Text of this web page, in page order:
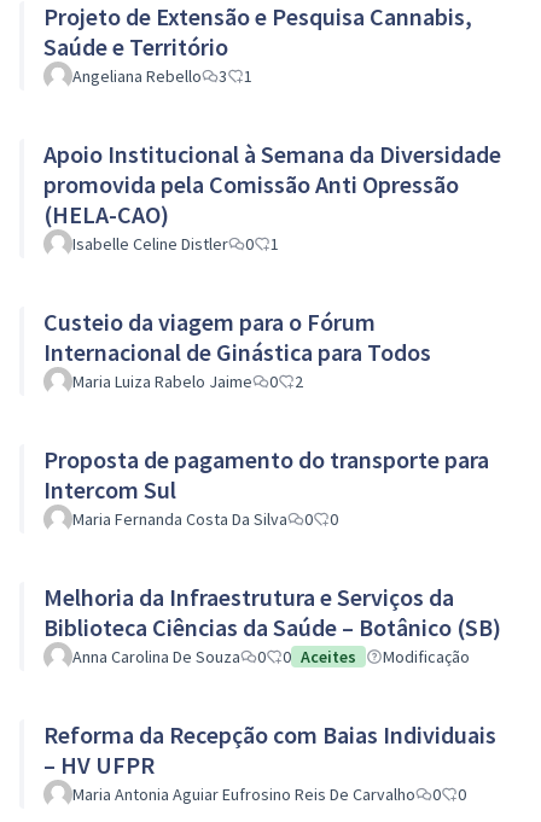
Projeto de Extensão e Pesquisa Cannabis,
Saúde e Território
Angeliana Rebello 3 1
Apoio Institucional à Semana da Diversidade
promovida pela Comissão Anti Opressão
(HELA-CAO)
Isabelle Celine Distler 0 1
Custeio da viagem para o Fórum
Internacional de Ginástica para Todos
Maria Luiza Rabelo Jaime 0 2
Proposta de pagamento do transporte para
Intercom Sul
Maria Fernanda Costa Da Silva 0 0
Melhoria da Infraestrutura e Serviços da
Biblioteca Ciências da Saúde – Botânico (SB)
Anna Carolina De Souza 0 0 Aceites Modificação
Reforma da Recepção com Baias Individuais
– HV UFPR
Maria Antonia Aguiar Eufrosino Reis De Carvalho 0 0